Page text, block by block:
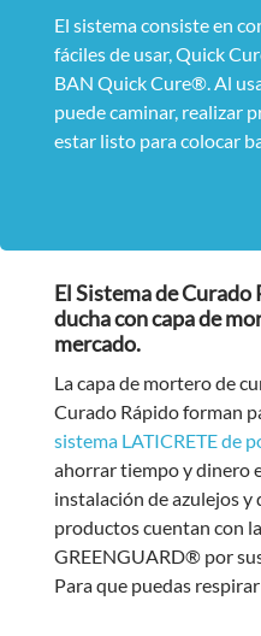
El sistema consiste en
fáciles de usar, Quick
BAN Quick Cure®. Al
puede caminar, realizar
estar listo para colocar
El Sistema de Curado
ducha con capa de
mercado.
La capa de mortero de
Curado Rápido forman
sistema LATICRETE de
ahorrar tiempo y dinero
instalación de azulejos y
productos cuentan con
GREENGUARD® por
Para que puedas